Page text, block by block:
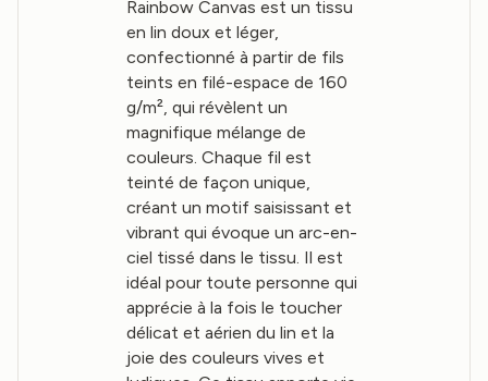
Rainbow Canvas est un tissu
en lin doux et léger,
confectionné à partir de fils
teints en filé-espace de 160
g/m², qui révèlent un
magnifique mélange de
couleurs. Chaque fil est
teinté de façon unique,
créant un motif saisissant et
vibrant qui évoque un arc-en-
ciel tissé dans le tissu. Il est
idéal pour toute personne qui
apprécie à la fois le toucher
délicat et aérien du lin et la
joie des couleurs vives et